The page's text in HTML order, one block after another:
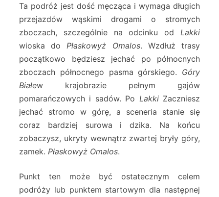
Ta podróż jest dość męcząca i wymaga długich
przejazdów wąskimi drogami o stromych
zboczach, szczególnie na odcinku od Lakki
wioska do Płaskowyż Omalos. Wzdłuż trasy
początkowo będziesz jechać po północnych
zboczach północnego pasma górskiego. Góry
Białew krajobrazie pełnym gajów
pomarańczowych i sadów. Po LakkiZaczniesz
jechać stromo w górę, a sceneria stanie się
coraz bardziej surowa i dzika. Na końcu
zobaczysz, ukryty wewnątrz zwartej bryły góry,
zamek. Płaskowyż Omalos.
Punkt ten może być ostatecznym celem
podróży lub punktem startowym dla następnej